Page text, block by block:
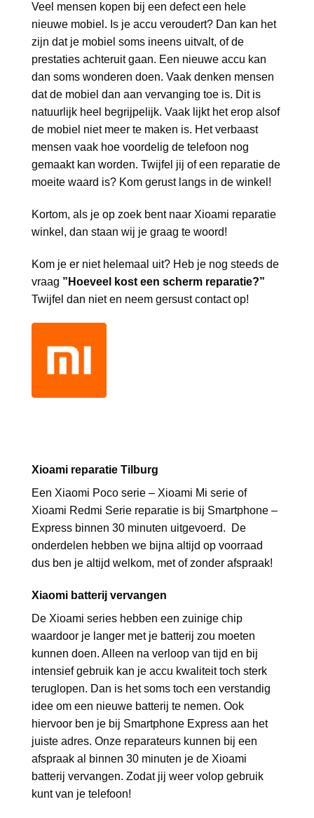
Veel mensen kopen bij een defect een hele
nieuwe mobiel. Is je accu veroudert? Dan kan het
zijn dat je mobiel soms ineens uitvalt, of de
prestaties achteruit gaan. Een nieuwe accu kan
dan soms wonderen doen. Vaak denken mensen
dat de mobiel dan aan vervanging toe is. Dit is
natuurlijk heel begrijpelijk. Vaak lijkt het erop alsof
de mobiel niet meer te maken is. Het verbaast
mensen vaak hoe voordelig de telefoon nog
gemaakt kan worden. Twijfel jij of een reparatie de
moeite waard is? Kom gerust langs in de winkel!
Kortom, als je op zoek bent naar Xioami reparatie
winkel, dan staan wij je graag te woord!
Kom je er niet helemaal uit? Heb je nog steeds de
vraag ”Hoeveel kost een scherm reparatie?”
Twijfel dan niet en neem gersust contact op!
Xioami reparatie Tilburg
Een Xiaomi Poco serie – Xioami Mi serie of
Xioami Redmi Serie reparatie is bij Smartphone –
Express binnen 30 minuten uitgevoerd. De
onderdelen hebben we bijna altijd op voorraad
dus ben je altijd welkom, met of zonder afspraak!
Xiaomi batterij vervangen
De Xioami series hebben een zuinige chip
waardoor je langer met je batterij zou moeten
kunnen doen. Alleen na verloop van tijd en bij
intensief gebruik kan je accu kwaliteit toch sterk
teruglopen. Dan is het soms toch een verstandig
idee om een nieuwe batterij te nemen. Ook
hiervoor ben je bij Smartphone Express aan het
juiste adres. Onze reparateurs kunnen bij een
afspraak al binnen 30 minuten je de Xioami
batterij vervangen. Zodat jij weer volop gebruik
kunt van je telefoon!